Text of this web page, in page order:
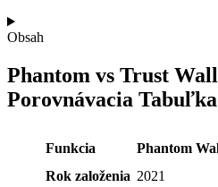
Obsah
Phantom vs Trust
Porovnávacia Tabuľka
Funkcia Phantom
Rok založenia 2021